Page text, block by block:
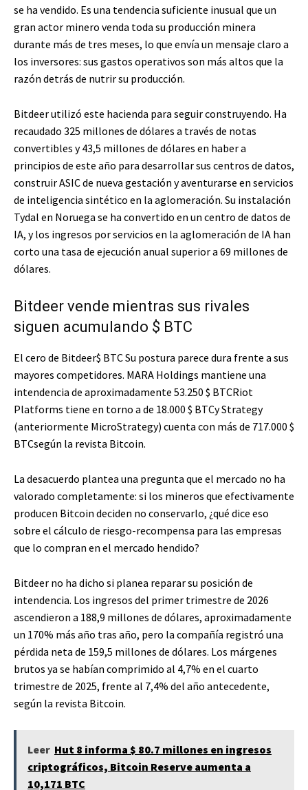
se ha vendido. Es una tendencia suficiente inusual que un
gran actor minero venda toda su producción minera
durante más de tres meses, lo que envía un mensaje claro a
los inversores: sus gastos operativos son más altos que la
razón detrás de nutrir su producción.
Bitdeer utilizó este hacienda para seguir construyendo. Ha
recaudado 325 millones de dólares a través de notas
convertibles y 43,5 millones de dólares en haber a
principios de este año para desarrollar sus centros de datos,
construir ASIC de nueva gestación y aventurarse en servicios
de inteligencia sintético en la aglomeración. Su instalación
Tydal en Noruega se ha convertido en un centro de datos de
IA, y los ingresos por servicios en la aglomeración de IA han
corto una tasa de ejecución anual superior a 69 millones de
dólares.
Bitdeer vende mientras sus rivales
siguen acumulando $ BTC
El cero de Bitdeer$ BTCSu postura parece dura frente a sus
mayores competidores. MARA Holdings mantiene una
intendencia de aproximadamente 53.250 $ BTCRiot
Platforms tiene en torno a de 18.000 $ BTCy Strategy
(anteriormente MicroStrategy) cuenta con más de 717.000 $
BTCsegún la revista Bitcoin.
La desacuerdo plantea una pregunta que el mercado no ha
valorado completamente: si los mineros que efectivamente
producen Bitcoin deciden no conservarlo, ¿qué dice eso
sobre el cálculo de riesgo-recompensa para las empresas
que lo compran en el mercado hendido?
Bitdeer no ha dicho si planea reparar su posición de
intendencia. Los ingresos del primer trimestre de 2026
ascendieron a 188,9 millones de dólares, aproximadamente
un 170% más año tras año, pero la compañía registró una
pérdida neta de 159,5 millones de dólares. Los márgenes
brutos ya se habían comprimido al 4,7% en el cuarto
trimestre de 2025, frente al 7,4% del año antecedente,
según la revista Bitcoin.
Leer Hut 8 informa $ 80.7 millones en ingresos
criptográficos, Bitcoin Reserve aumenta a
10,171 BTC